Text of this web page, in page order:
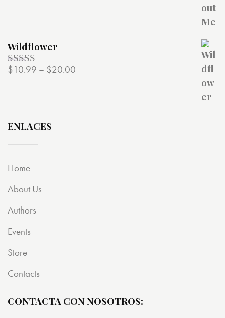
Wildflower
Valorado
$10.99 – $20.00
ENLACES
Home
About Us
Authors
Events
Store
Contacts
CONTACTA CON NOSOTROS: